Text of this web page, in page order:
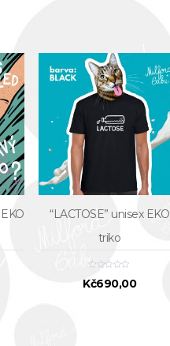
“LACTOSE” unisex EKO
triko
Kč690,00